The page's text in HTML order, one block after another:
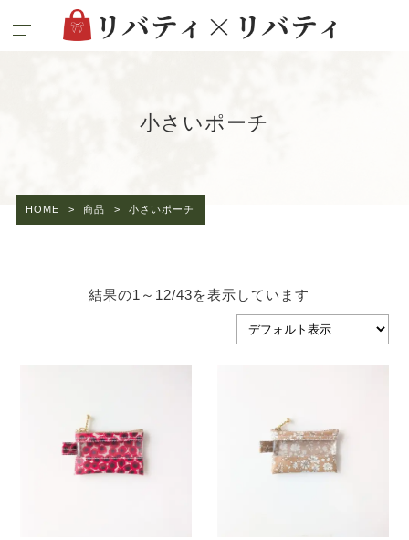
小さいポーチ
HOME > 商品 > 小さいポーチ
結果の1～12/43を表示しています